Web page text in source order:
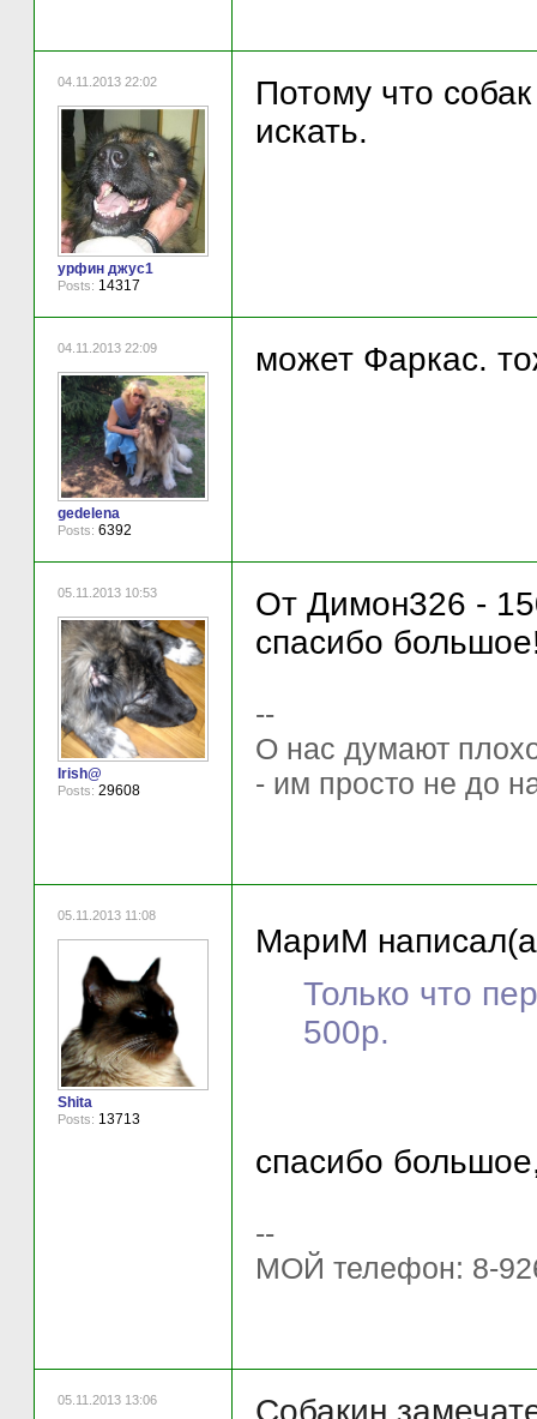
04.11.2013 22:02
урфин джус1
Posts: 14317
Потому что
искать.
04.11.2013 22:09
gedelena
Posts: 6392
может Фаркас.
05.11.2013 10:53
Irish@
Posts: 29608
От Димон326 -
спасибо
--
О нас думают
- им просто не до
05.11.2013 11:08
Shita
Posts: 13713
МариМ
Только что
500р.
спасибо
--
МОЙ телефон: 8-
05.11.2013 13:06 Собакин